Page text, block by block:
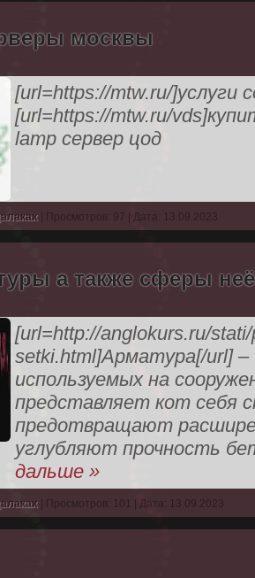
москвы
[url=https://mtw.ru/]услуги
[url=https://mtw.ru/
lamp сервер цод
| Просмотров: 97 | Дата: 13.09.2023
а также сферы
[url=http://anglokurs.ru/
setki.html]Арматура[/url]
используемых на
представляет кот себя
предотвращают
углубляют прочность
дальше »
| Просмотров: 101 | Дата: 13.09.2023